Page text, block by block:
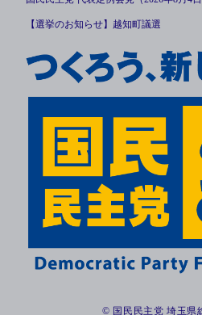
【選挙のお知らせ】越知町議選
© 国民民主党 埼玉県